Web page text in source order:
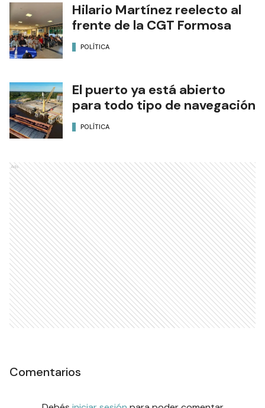
Hilario Martínez reelecto al
frente de la CGT Formosa
POLÍTICA
El puerto ya está abierto
para todo tipo de navegación
POLÍTICA
Ads
Comentarios